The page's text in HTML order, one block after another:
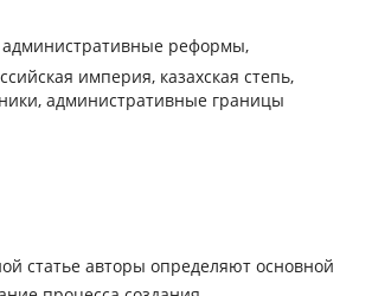
административные реформы,
империя, казахская степь,
административные границы
статье авторы определяют основной